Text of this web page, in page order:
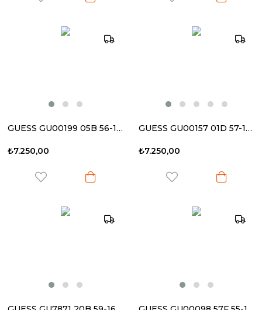
GUESS GU00199 05B 56-17 140 Kadın Güneş Gözlüğü
₺7.250,00
GUESS GU00157 01D 57-15 135 Kadın Güneş Gözlüğü
₺7.250,00